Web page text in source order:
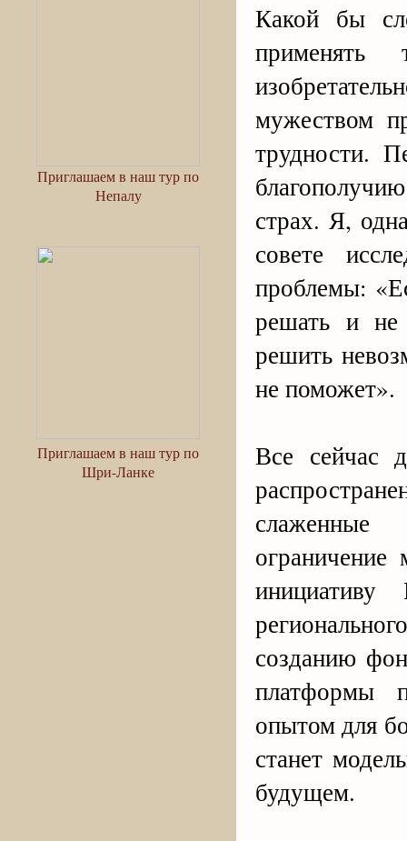
Приглашаем в наш тур по
Непалу
Приглашаем в наш тур по
Шри-Ланке
Какой бы
применять
мужеством
трудности.
страх. Я,
совете
проблемы:
решать и не
решить
не поможет».
Все сейчас
слаженные
созданию
платформы
опытом для
станет
будущем.